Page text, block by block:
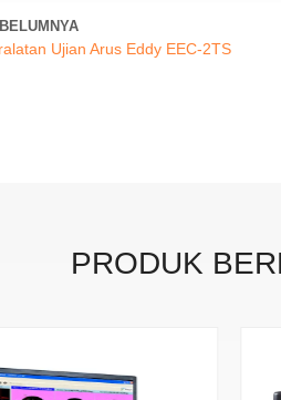
Ujian Arus Eddy EEC-2TS
PRODUK